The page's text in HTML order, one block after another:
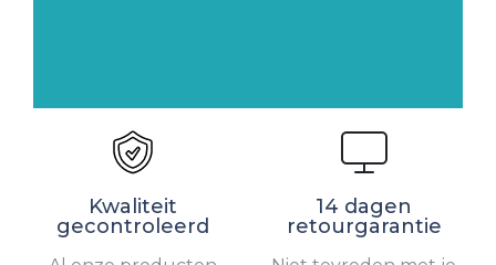
Kwaliteit
gecontroleerd
14 dagen
retourgarantie